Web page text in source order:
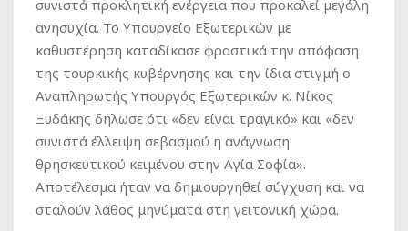
συνιστά προκλητική ενέργεια που προκαλεί μεγάλη
ανησυχία. Το Υπουργείο Εξωτερικών με
καθυστέρηση καταδίκασε φραστικά την απόφαση
της τουρκικής κυβέρνησης και την ίδια στιγμή ο
Αναπληρωτής Υπουργός Εξωτερικών κ. Νίκος
Ξυδάκης δήλωσε ότι «δεν είναι τραγικό» και «δεν
συνιστά έλλειψη σεβασμού η ανάγνωση
θρησκευτικού κειμένου στην Αγία Σοφία».
Αποτέλεσμα ήταν να δημιουργηθεί σύγχυση και να
σταλούν λάθος μηνύματα στη γειτονική χώρα.